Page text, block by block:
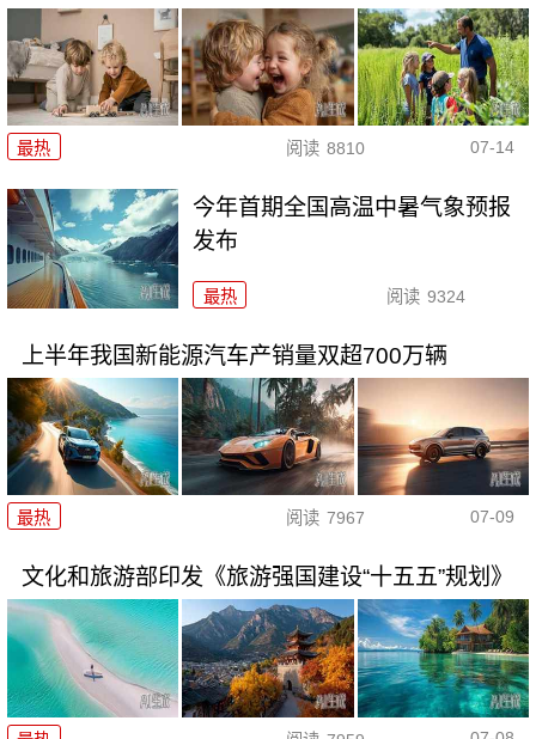
最热 阅读 8810 07-14
今年首期全国高温中暑气象预报
发布
最热 阅读 9324
上半年我国新能源汽车产销量双超700万辆
最热 阅读 7967 07-09
文化和旅游部印发《旅游强国建设“十五五”规划》